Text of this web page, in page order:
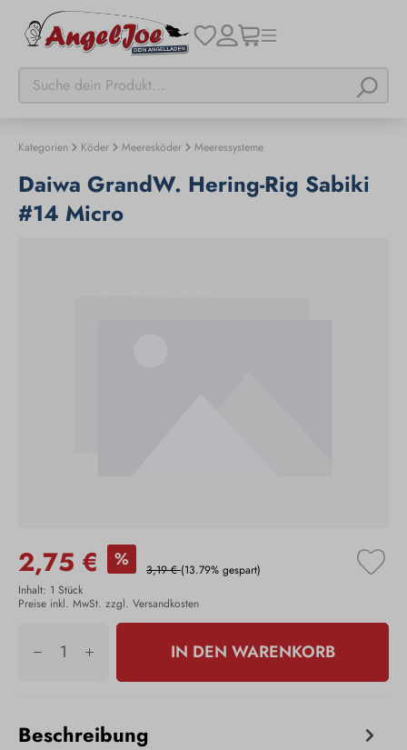
Kategorien Köder Meeresköder Meeressysteme
Daiwa GrandW. Hering-Rig Sabiki
#14 Micro
2,75 € % 3,19 €(13.79% gespart)
Inhalt: 1 Stück
Preise inkl. MwSt. zzgl. Versandkosten
IN DEN WARENKORB
Beschreibung